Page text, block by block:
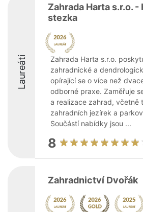
Laureáti
Zahrada Harta s.r.o. -
stezka
Zahrada Harta s.r.o.
zahradnické a
opírající se o více než
odborné praxe. Zaměřuje
a realizace zahrad, včetně
zahradních jezírek a
Součástí nabídky jsou ...
8
Zahradnictví Dvořák